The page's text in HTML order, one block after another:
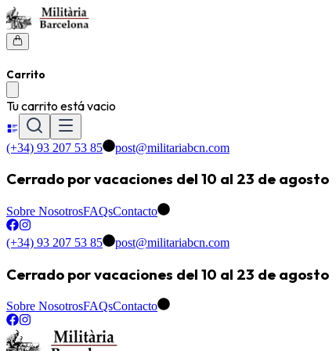
Carrito
Tu carrito está vacio
(+34) 93 207 53 85 post@militariabcn.com
Cerrado por vacaciones del 10 al 23 de agosto
Sobre NosotrosFAQsContacto
(+34) 93 207 53 85 post@militariabcn.com
Cerrado por vacaciones del 10 al 23 de agosto
Sobre NosotrosFAQsContacto